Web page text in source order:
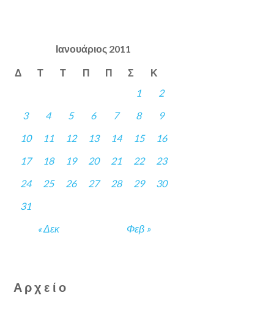
Ιανουάριος 2011
Δ Τ Τ Π Π Σ Κ
« Δεκ Φεβ »
1
2
3
4 5 6 7 8
9
10
11 12 13 14 15
16
17
18 19 20 21 22
23
24
25 26 27 28 29
30
31
Αρχείο